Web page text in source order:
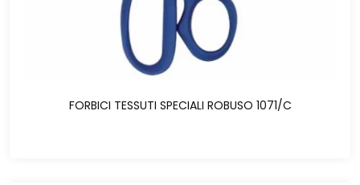
FORBICI TESSUTI SPECIALI ROBUSO 1071/C